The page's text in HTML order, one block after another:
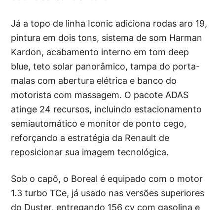
Já a topo de linha Iconic adiciona rodas aro 19,
pintura em dois tons, sistema de som Harman
Kardon, acabamento interno em tom deep
blue, teto solar panorâmico, tampa do porta-
malas com abertura elétrica e banco do
motorista com massagem. O pacote ADAS
atinge 24 recursos, incluindo estacionamento
semiautomático e monitor de ponto cego,
reforçando a estratégia da Renault de
reposicionar sua imagem tecnológica.
Sob o capô, o Boreal é equipado com o motor
1.3 turbo TCe, já usado nas versões superiores
do Duster, entregando 156 cv com gasolina e